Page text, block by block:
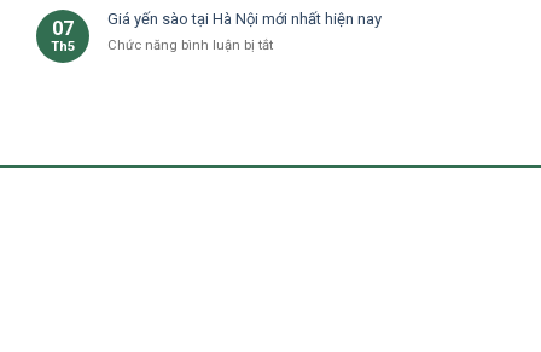
Nội
Lợi
và
thật
giả
sào
ở
Đông?
07
Th5
Giá yến sào tại Hà Nội mới nhất hiện nay
Chức năng bình luận bị tắtở
Nội